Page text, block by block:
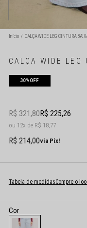
Início CALÇA WIDE LEG CINTURA
CALÇA WIDE LEG
30%OFF
R$ 214,00via Pix!
R$ 321,80R$ 225,26
12x R$ 18,77
Compre o
Tabela de medidas